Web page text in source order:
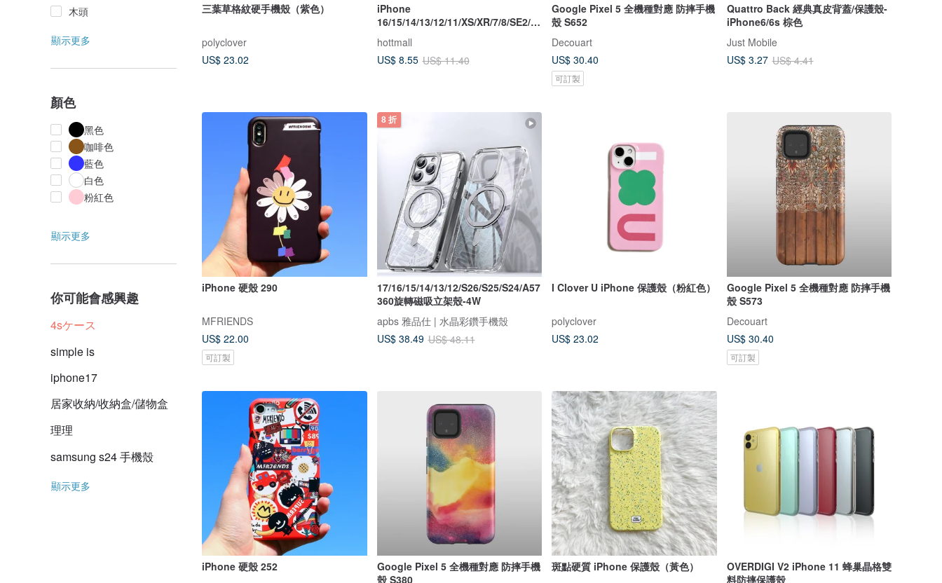
木頭
顯示更多
顏色
黑色
咖啡色
藍色
白色
粉紅色
顯示更多
你可能會感興趣
4sケース
simple is
iphone17
居家收納/收納盒/儲物盒
理理
samsung s24 手機殼
顯示更多
三葉草格紋硬手機殼（紫色）
polyclover
US$ 23.02
iPhone
16/15/14/13/12/11/XS/XR/7/8/SE2/S
hottmall
US$ 8.55 US$ 11.40
Google Pixel 5 全機種對應 防摔手機
殼 S652
Decouart
US$ 30.40
可訂製
Quattro Back 經典真皮背蓋/保護殼-
iPhone6/6s 棕色
Just Mobile
US$ 3.27 US$ 4.41
iPhone 硬殼 290
MFRIENDS
US$ 22.00
可訂製
8 折
17/16/15/14/13/12/S26/S25/S24/A57
360旋轉磁吸立架殼-4W
apbs 雅品仕 | 水晶彩鑽手機殼
US$ 38.49 US$ 48.11
I Clover U iPhone 保護殼（粉紅色）
polyclover
US$ 23.02
Google Pixel 5 全機種對應 防摔手機
殼 S573
Decouart
US$ 30.40
可訂製
iPhone 硬殼 252
Google Pixel 5 全機種對應 防摔手機
殼 S380
斑點硬質 iPhone 保護殼（黃色）
OVERDIGI V2 iPhone 11 蜂巢晶格雙
料防摔保護殼